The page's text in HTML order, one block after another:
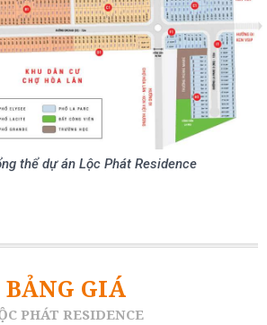
thể dự án Lộc Phát Residence
BẢNG GIÁ
PHÁT RESIDENCE